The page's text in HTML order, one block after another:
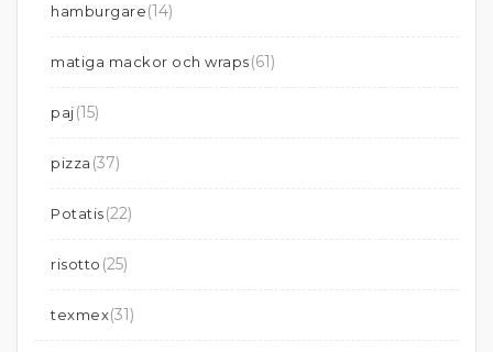
hamburgare(14)
matiga mackor och wraps(61)
paj(15)
pizza (37)
Potatis(22)
risotto (25)
texmex(31)